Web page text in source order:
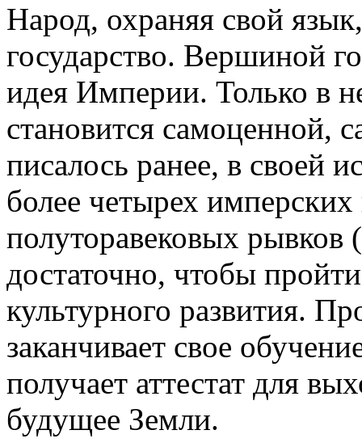
Народ, охраняя свой
государство. Вершиной
идея Империи. Только в
становится самоценной,
писалось ранее, в своей
более четырех
полуторавековых
достаточно, чтобы
культурного развития.
заканчивает свое
получает аттестат для
будущее Земли.